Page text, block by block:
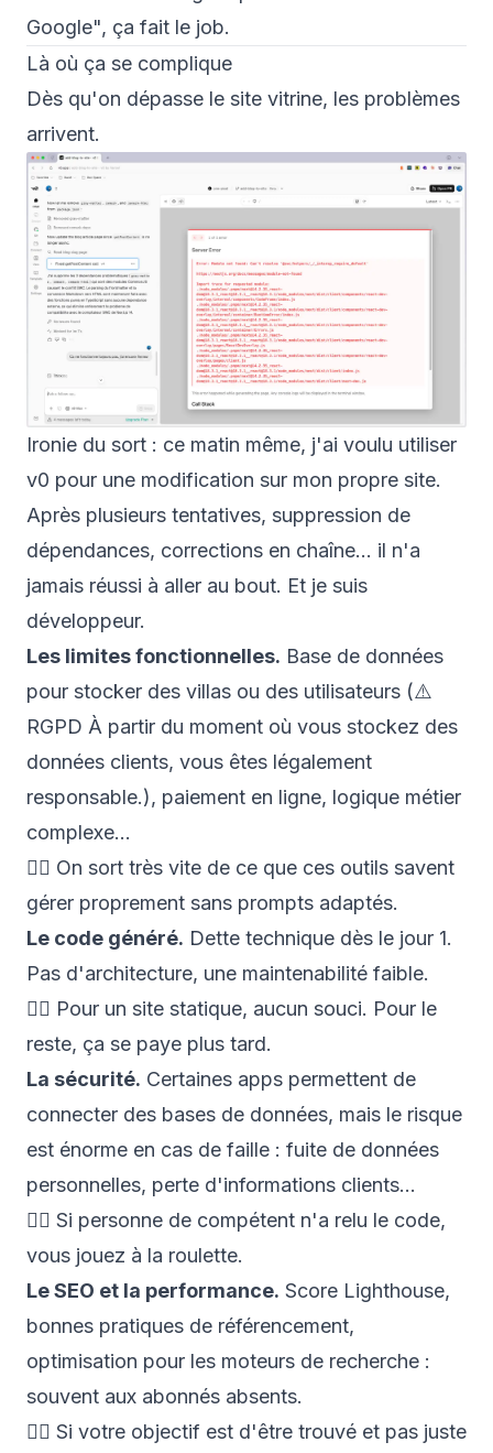
Google", ça fait le job.
Là où ça se complique
Dès qu'on dépasse le site vitrine, les problèmes
arrivent.
Ironie du sort : ce matin même, j'ai voulu utiliser
v0 pour une modification sur mon propre site.
Après plusieurs tentatives, suppression de
dépendances, corrections en chaîne… il n'a
jamais réussi à aller au bout. Et je suis
développeur.
Les limites fonctionnelles. Base de données
pour stocker des villas ou des utilisateurs (⚠️
RGPD À partir du moment où vous stockez des
données clients, vous êtes légalement
responsable.), paiement en ligne, logique métier
complexe…
👉🏼 On sort très vite de ce que ces outils savent
gérer proprement sans prompts adaptés.
Le code généré. Dette technique dès le jour 1.
Pas d'architecture, une maintenabilité faible.
👉🏼 Pour un site statique, aucun souci. Pour le
reste, ça se paye plus tard.
La sécurité. Certaines apps permettent de
connecter des bases de données, mais le risque
est énorme en cas de faille : fuite de données
personnelles, perte d'informations clients…
👉🏼 Si personne de compétent n'a relu le code,
vous jouez à la roulette.
Le SEO et la performance. Score Lighthouse,
bonnes pratiques de référencement,
optimisation pour les moteurs de recherche :
souvent aux abonnés absents.
👉🏼 Si votre objectif est d'être trouvé et pas juste